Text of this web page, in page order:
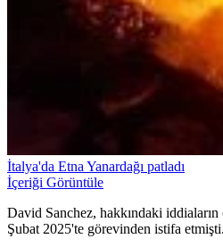
İtalya'da Etna Yanardağı patladı
İçeriği Görüntüle
David Sanchez, hakkındaki iddiaların
Şubat 2025'te görevinden istifa etmişti.